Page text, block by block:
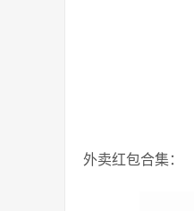
外卖红包合集：